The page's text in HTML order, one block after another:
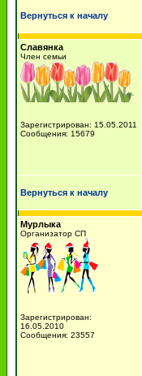
Вернуться к началу
Славянка
Член семьи
Зарегистрирован: 15.05.2011
Сообщения: 15679
Вернуться к началу
Мурлыка
Организатор СП
Зарегистрирован:
16.05.2010
Сообщения: 23557